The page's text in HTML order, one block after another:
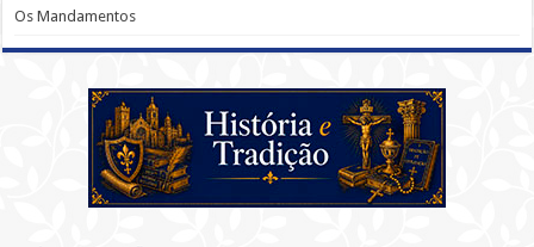
Os Mandamentos